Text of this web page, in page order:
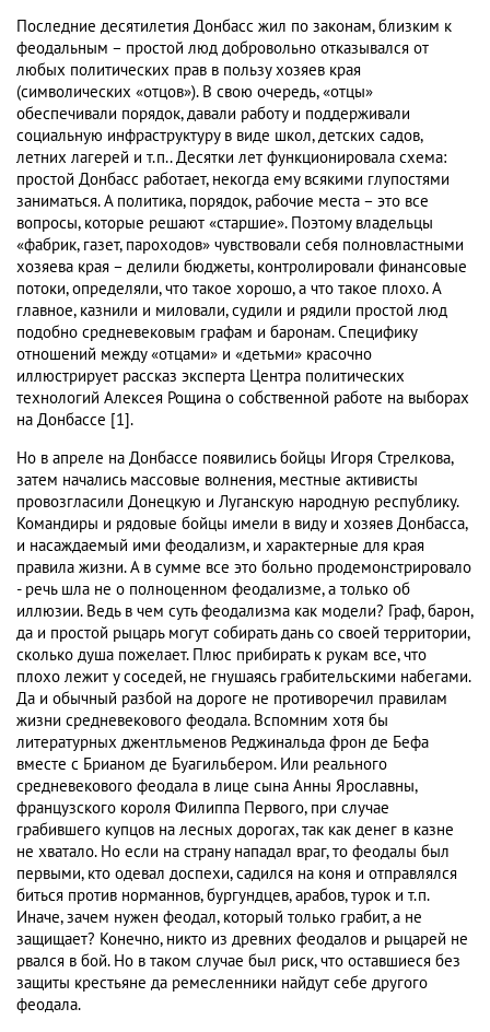
Последние десятилетия Донбасс жил по законам, близким к
феодальным – простой люд добровольно отказывался от
любых политических прав в пользу хозяев края
(символических «отцов»). В свою очередь, «отцы»
обеспечивали порядок, давали работу и поддерживали
социальную инфраструктуру в виде школ, детских садов,
летних лагерей и т.п.. Десятки лет функционировала схема:
простой Донбасс работает, некогда ему всякими глупостями
заниматься. А политика, порядок, рабочие места – это все
вопросы, которые решают «старшие». Поэтому владельцы
«фабрик, газет, пароходов» чувствовали себя полновластными
хозяева края – делили бюджеты, контролировали финансовые
потоки, определяли, что такое хорошо, а что такое плохо. А
главное, казнили и миловали, судили и рядили простой люд
подобно средневековым графам и баронам. Специфику
отношений между «отцами» и «детьми» красочно
иллюстрирует рассказ эксперта Центра политических
технологий Алексея Рощина о собственной работе на выборах
на Донбассе [1].
Но в апреле на Донбассе появились бойцы Игоря Стрелкова,
затем начались массовые волнения, местные активисты
провозгласили Донецкую и Луганскую народную республику.
Командиры и рядовые бойцы имели в виду и хозяев Донбасса,
и насаждаемый ими феодализм, и характерные для края
правила жизни. А в сумме все это больно продемонстрировало
- речь шла не о полноценном феодализме, а только об
иллюзии. Ведь в чем суть феодализма как модели? Граф, барон,
да и простой рыцарь могут собирать дань со своей территории,
сколько душа пожелает. Плюс прибирать к рукам все, что
плохо лежит у соседей, не гнушаясь грабительскими набегами.
Да и обычный разбой на дороге не противоречил правилам
жизни средневекового феодала. Вспомним хотя бы
литературных джентльменов Реджинальда фрон де Бефа
вместе с Брианом де Буагильбером. Или реального
средневекового феодала в лице сына Анны Ярославны,
французского короля Филиппа Первого, при случае
грабившего купцов на лесных дорогах, так как денег в казне
не хватало. Но если на страну нападал враг, то феодалы был
первыми, кто одевал доспехи, садился на коня и отправлялся
биться против норманнов, бургундцев, арабов, турок и т.п.
Иначе, зачем нужен феодал, который только грабит, а не
защищает? Конечно, никто из древних феодалов и рыцарей не
рвался в бой. Но в таком случае был риск, что оставшиеся без
защиты крестьяне да ремесленники найдут себе другого
феодала.